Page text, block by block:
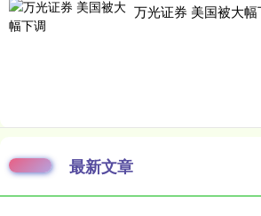
万光证券 美国被大幅
最新文章